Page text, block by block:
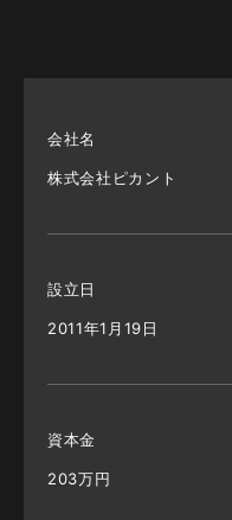
会社名
株式会社ピカント
設⽴⽇
2011年1⽉19⽇
資本⾦
203万円